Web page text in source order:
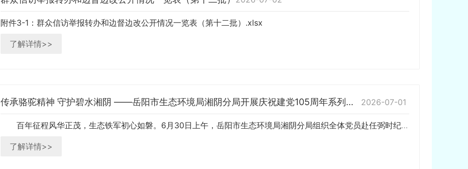
附件3-1：群众信访举报转办和边督边改公开情况一览表（第十二批）.xlsx
了解详情>>
传承骆驼精神 守护碧水湘阴 ——岳阳市生态环境局湘阴分局开展庆祝建党105周年系列主题活动 2026-07-01
百年征程风华正茂，生态铁军初心如磐。6月30日上午，岳阳市生态环境局湘阴分局组织全体党员赴任弼时纪念馆开展红色集中主题党日，并同步召开庆祝中国共产党成立105周年暨“两优一先”表彰大会，以红色铸魂、以先进引路，激励全局党员汲取奋进力量，筑牢湘阴生态安全屏障。 上午9时，该局…
了解详情>>